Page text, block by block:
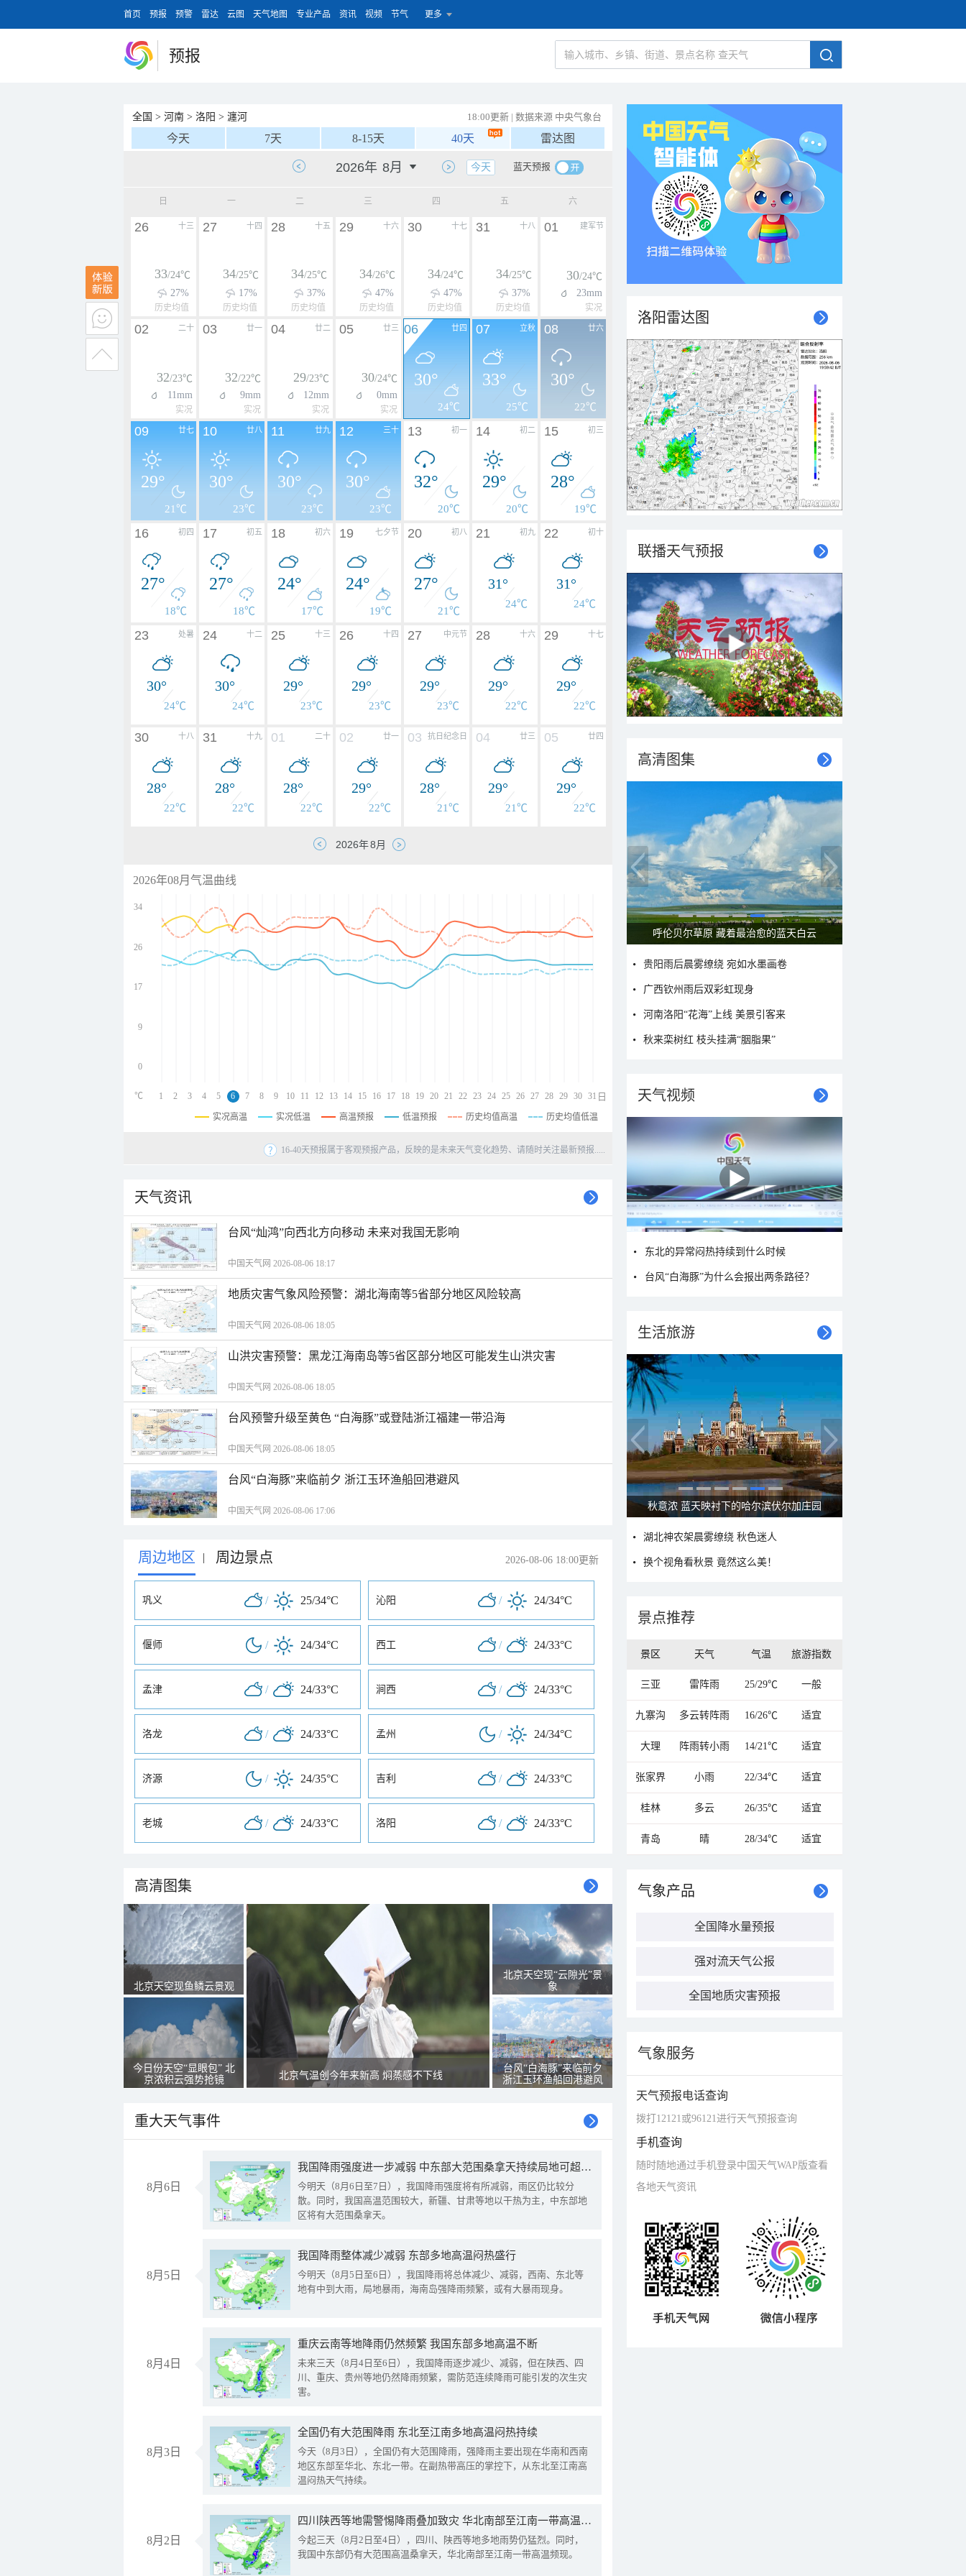
首页 预报 预警 雷达 云图 天气地图 专业产品 资讯 视频 节气 更多
预报
全国 > 河南 > 洛阳 > 瀍河 18:00更新 | 数据来源 中央气象台
今天 7天 8-15天 40天 雷达图
蓝天预报
今天
日 一 二 三 四 五 六
十三
26
33/24℃
27%
历史均值
十四
27
34/25℃
17%
历史均值
十五
28
34/25℃
37%
历史均值
十六
29
34/26℃
47%
历史均值
十七
30
34/24℃
47%
历史均值
十八
31
34/25℃
37%
历史均值
建军节
01
30/24℃
23mm
实况
二十
02
32/23℃
11mm
实况
廿一
03
32/22℃
9mm
实况
廿二
04
29/23℃
12mm
实况
廿三
05
30/24℃
0mm
实况
廿四
06
30°
24℃
立秋
07
33°
25℃
廿六
08
30°
22℃
廿七
09
29°
21℃
廿八
10
30°
23℃
廿九
11
30°
23℃
三十
12
30°
23℃
初一
13
32°
20℃
初二
14
29°
20℃
初三
15
28°
19℃
初四
16
27°
18℃
初五
17
27°
18℃
初六
18
24°
17℃
七夕节
19
24°
19℃
初八
20
27°
21℃
初九
21
31°
24℃
初十
22
31°
24℃
处暑
23
30°
24℃
十二
24
30°
24℃
十三
25
29°
23℃
十四
26
29°
23℃
中元节
27
29°
23℃
十六
28
29°
22℃
十七
29
29°
22℃
十八
30
28°
22℃
十九
31
28°
22℃
二十
01
28°
22℃
廿一
02
29°
22℃
抗日纪念日
03
28°
21℃
廿三
04
29°
21℃
廿四
05
29°
22℃
2026年08月气温曲线
34
26
17
9
0
1 2 3 4 5 6 7 8 9 10 11 12 13 14 15 16 17 18 19 20 21 22 23 24 25 26 27 28 29 30 31
℃ 日
实况高温 实况低温 高温预报 低温预报 历史均值高温 历史均值低温
16-40天预报属于客观预报产品，反映的是未来天气变化趋势、请随时关注最新预报.....
天气资讯
台风“灿鸿”向西北方向移动 未来对我国无影响
中国天气网 2026-08-06 18:17
地质灾害气象风险预警：湖北海南等5省部分地区风险较高
中国天气网 2026-08-06 18:05
山洪灾害预警：黑龙江海南岛等5省区部分地区可能发生山洪灾害
中国天气网 2026-08-06 18:05
台风预警升级至黄色 “白海豚”或登陆浙江福建一带沿海
中国天气网 2026-08-06 18:05
台风“白海豚”来临前夕 浙江玉环渔船回港避风
中国天气网 2026-08-06 17:06
周边地区 | 周边景点 2026-08-06 18:00更新
巩义 / 25/34°C 沁阳 / 24/34°C
偃师 / 24/34°C 西工 / 24/33°C
孟津 / 24/33°C 涧西 / 24/33°C
洛龙 / 24/33°C 孟州 / 24/34°C
济源 / 24/35°C 吉利 / 24/33°C
老城 / 24/33°C 洛阳 / 24/33°C
高清图集
北京天空现鱼鳞云景观
今日份天空“显眼包” 北
京浓积云强势抢镜
北京气温创今年来新高 焖蒸感不下线
北京天空现“云隙光”景
象
台风“白海豚”来临前夕
浙江玉环渔船回港避风
重大天气事件
8月6日
我国降雨强度进一步减弱 中东部大范围桑拿天持续局地可超38℃
今明天（8月6日至7日），我国降雨强度将有所减弱，雨区仍比较分
散。同时，我国高温范围较大，新疆、甘肃等地以干热为主，中东部地
区将有大范围桑拿天。
8月5日
我国降雨整体减少减弱 东部多地高温闷热盛行
今明天（8月5日至6日），我国降雨将总体减少、减弱，西南、东北等
地有中到大雨，局地暴雨，海南岛强降雨频繁，或有大暴雨现身。
8月4日
重庆云南等地降雨仍然频繁 我国东部多地高温不断
未来三天（8月4日至6日），我国降雨逐步减少、减弱，但在陕西、四
川、重庆、贵州等地仍然降雨频繁，需防范连续降雨可能引发的次生灾
害。
8月3日
全国仍有大范围降雨 东北至江南多地高温闷热持续
今天（8月3日），全国仍有大范围降雨，强降雨主要出现在华南和西南
地区东部至华北、东北一带。在副热带高压的掌控下，从东北至江南高
温闷热天气持续。
8月2日
四川陕西等地需警惕降雨叠加致灾 华北南部至江南一带高温频现
今起三天（8月2日至4日），四川、陕西等地多地雨势仍猛烈。同时，
我国中东部仍有大范围高温桑拿天，华北南部至江南一带高温频现。
洛阳雷达图
联播天气预报
高清图集
呼伦贝尔草原 藏着最治愈的蓝天白云
贵阳雨后晨雾缭绕 宛如水墨画卷
广西钦州雨后双彩虹现身
河南洛阳“花海”上线 美景引客来
秋来栾树红 枝头挂满“胭脂果”
天气视频
东北的异常闷热持续到什么时候
台风“白海豚”为什么会报出两条路径？
生活旅游
秋意浓 蓝天映衬下的哈尔滨伏尔加庄园
湖北神农架晨雾缭绕 秋色迷人
换个视角看秋景 竟然这么美！
景点推荐
景区 天气 气温 旅游指数
三亚 雷阵雨 25/29℃ 一般
九寨沟 多云转阵雨 16/26℃ 适宜
大理 阵雨转小雨 14/21℃ 适宜
张家界 小雨 22/34℃ 适宜
桂林 多云 26/35℃ 适宜
青岛 晴 28/34℃ 适宜
气象产品
全国降水量预报
强对流天气公报
全国地质灾害预报
气象服务
天气预报电话查询
拨打12121或96121进行天气预报查询
手机查询
随时随地通过手机登录中国天气WAP版查看
各地天气资讯